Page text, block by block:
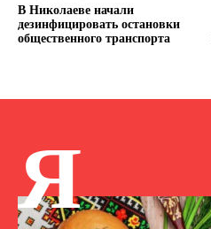
В Николаеве начали
дезинфицировать остановки
общественного транспорта
Я